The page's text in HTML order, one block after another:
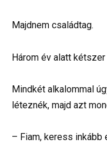
Majdnem családtag.
Három év alatt
Mindkét alkalommal
léteznék, majd azt
– Fiam, keress inkább